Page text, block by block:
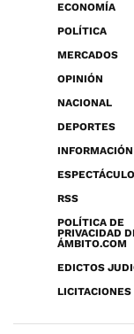
ECONOMÍA
POLÍTICA
MERCADOS
OPINIÓN
NACIONAL
DEPORTES
RSS
POLÍTICA DE
PRIVACIDAD
ÁMBITO.COM
EDICTOS
LICITACIONES